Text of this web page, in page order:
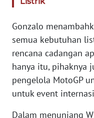
Gonzalo
semua kebutuhan
rencana cadangan
hanya itu, pihaknya
pengelola MotoGP
untuk event
Dalam menunjang
KEPRI
WN
PAPUA